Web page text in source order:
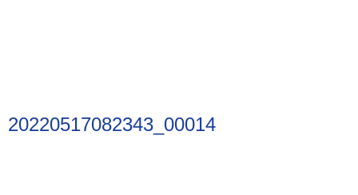
20220517082343_00014